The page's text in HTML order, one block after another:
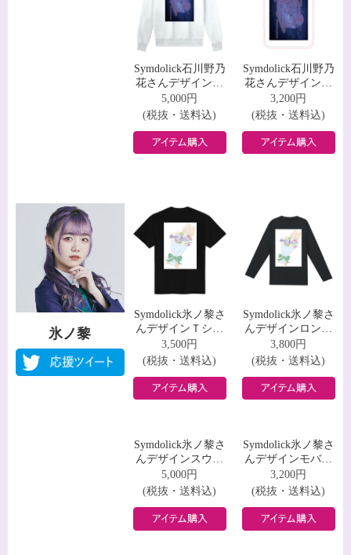
Symdolick石川野乃
花さんデザインス
ウェット
5,000円
(税抜・送料込)
Symdolick石川野乃
花さんデザインモ
バイルバッテリー
3,200円
(税抜・送料込)
氷ノ黎
Symdolick氷ノ黎さ
んデザインＴシャ
ツ
3,500円
(税抜・送料込)
Symdolick氷ノ黎さ
んデザインロング
スリーブＴシャツ
3,800円
(税抜・送料込)
Symdolick氷ノ黎さ
Symdolick氷ノ黎さ